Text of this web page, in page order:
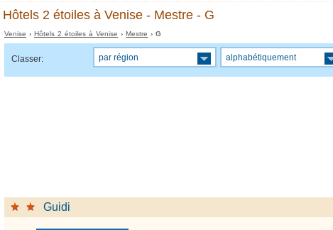
Hôtels 2 étoiles à Venise - Mestre - G
Venise ›Hôtels 2 étoiles à Venise ›Mestre › G
Classer: par région alphabétiquement
Guidi